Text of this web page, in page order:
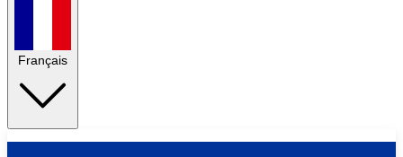
Français